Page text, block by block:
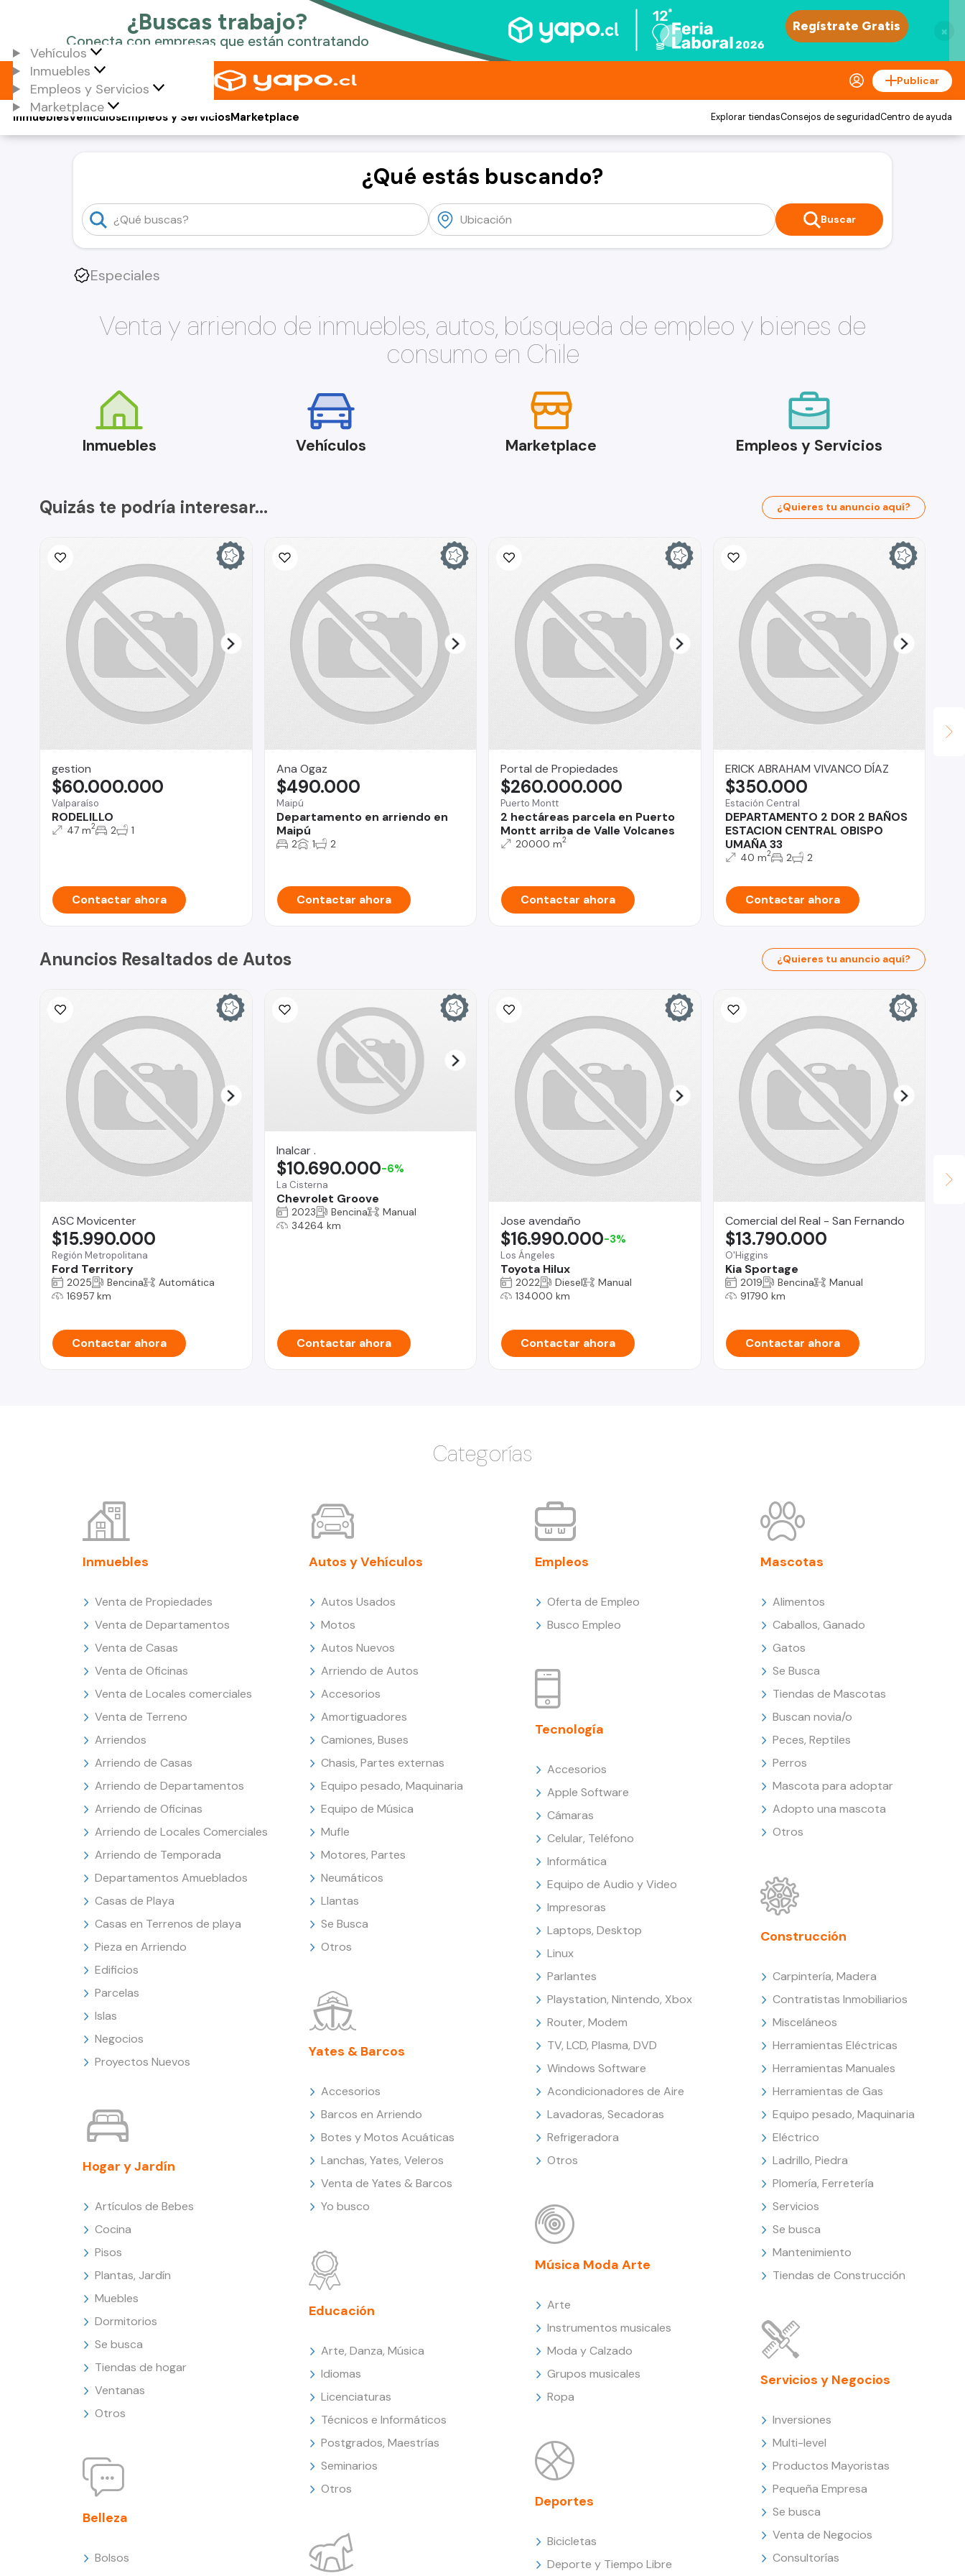
×
Vehículos
Inmuebles
Empleos y Servicios
Marketplace
Publicar
Vehículos
Inmuebles Empleos y ServiciosMarketplace Explorar tiendasConsejos de seguridadCentro de ayuda
¿Qué estás buscando?
Buscar
Especiales
Venta y arriendo de inmuebles, autos, búsqueda de empleo y bienes de
consumo en Chile
Inmuebles Vehículos Marketplace Empleos y Servicios
Quizás te podría interesar... ¿Quieres tu anuncio aquí?
gestion
Valparaíso
RODELILLO
$60.000.000
47 m2 2 1
Contactar ahora
Ana Ogaz
Maipú
Departamento en arriendo en
Maipú
$490.000
2 1 2
Contactar ahora
Portal de Propiedades
Puerto Montt
2 hectáreas parcela en Puerto
Montt arriba de Valle Volcanes
$260.000.000
20000 m2
Contactar ahora
ERICK ABRAHAM VIVANCO DÍAZ
Estación Central
DEPARTAMENTO 2 DOR 2 BAÑOS
ESTACION CENTRAL OBISPO
UMAÑA 33
$350.000
40 m2 2 2
Contactar ahora
Anuncios Resaltados de Autos ¿Quieres tu anuncio aquí?
ASC Movicenter
Región Metropolitana
Ford Territory
$15.990.000
2025 Bencina
Automática
16957 km
Contactar ahora
Inalcar .
La Cisterna
Chevrolet Groove
$10.690.000-6%
2023 Bencina
Manual
34264 km
Contactar ahora
Jose avendaño
Los Ángeles
Toyota Hilux
$16.990.000-3%
2022 Diesel
Manual
134000 km
Contactar ahora
Comercial del Real - San Fernando
O'Higgins
Kia Sportage
$13.790.000
2019 Bencina
Manual
91790 km
Contactar ahora
La
Categorías
Inmuebles
Venta de Propiedades
Venta de Departamentos
Venta de Casas
Venta de Oficinas
Venta de Locales comerciales
Venta de Terreno
Arriendos
Arriendo de Casas
Arriendo de Departamentos
Arriendo de Oficinas
Arriendo de Locales Comerciales
Arriendo de Temporada
Departamentos Amueblados
Casas de Playa
Casas en Terrenos de playa
Pieza en Arriendo
Edificios
Parcelas
Islas
Negocios
Proyectos Nuevos
Hogar y Jardín
Artículos de Bebes
Cocina
Pisos
Plantas, Jardín
Muebles
Dormitorios
Se busca
Tiendas de hogar
Ventanas
Otros
Belleza
Bolsos
Autos y Vehículos
Autos Usados
Motos
Autos Nuevos
Arriendo de Autos
Accesorios
Amortiguadores
Camiones, Buses
Chasis, Partes externas
Equipo pesado, Maquinaria
Equipo de Música
Mufle
Motores, Partes
Neumáticos
Llantas
Se Busca
Otros
Yates & Barcos
Accesorios
Barcos en Arriendo
Botes y Motos Acuáticas
Lanchas, Yates, Veleros
Venta de Yates & Barcos
Yo busco
Educación
Arte, Danza, Música
Idiomas
Licenciaturas
Técnicos e Informáticos
Postgrados, Maestrías
Seminarios
Otros
Empleos
Oferta de Empleo
Busco Empleo
Tecnología
Accesorios
Apple Software
Cámaras
Celular, Teléfono
Informática
Equipo de Audio y Video
Impresoras
Laptops, Desktop
Linux
Parlantes
Playstation, Nintendo, Xbox
Router, Modem
TV, LCD, Plasma, DVD
Windows Software
Acondicionadores de Aire
Lavadoras, Secadoras
Refrigeradora
Otros
Música Moda Arte
Arte
Instrumentos musicales
Moda y Calzado
Grupos musicales
Ropa
Deportes
Bicicletas
Deporte y Tiempo Libre
Mascotas
Alimentos
Caballos, Ganado
Gatos
Se Busca
Tiendas de Mascotas
Buscan novia/o
Peces, Reptiles
Perros
Mascota para adoptar
Adopto una mascota
Otros
Construcción
Carpintería, Madera
Contratistas Inmobiliarios
Misceláneos
Herramientas Eléctricas
Herramientas Manuales
Herramientas de Gas
Equipo pesado, Maquinaria
Eléctrico
Ladrillo, Piedra
Plomería, Ferretería
Servicios
Se busca
Mantenimiento
Tiendas de Construcción
Servicios y Negocios
Inversiones
Multi-level
Productos Mayoristas
Pequeña Empresa
Se busca
Venta de Negocios
Consultorías